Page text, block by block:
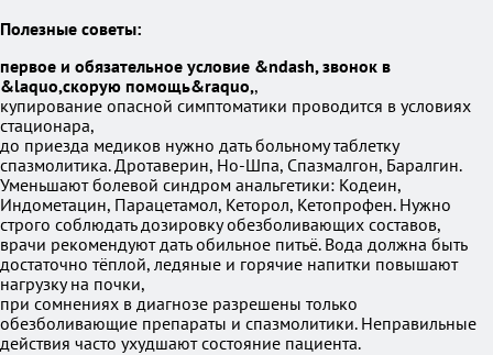
Полезные советы:
первое и обязательное условие &ndash, звонок в
&laquo,скорую помощь&raquo,,
купирование опасной симптоматики проводится в условиях
стационара,
до приезда медиков нужно дать больному таблетку
спазмолитика. Дротаверин, Но-Шпа, Спазмалгон, Баралгин.
Уменьшают болевой синдром анальгетики: Кодеин,
Индометацин, Парацетамол, Кеторол, Кетопрофен. Нужно
строго соблюдать дозировку обезболивающих составов,
врачи рекомендуют дать обильное питьё. Вода должна быть
достаточно тёплой, ледяные и горячие напитки повышают
нагрузку на почки,
при сомнениях в диагнозе разрешены только
обезболивающие препараты и спазмолитики. Неправильные
действия часто ухудшают состояние пациента.